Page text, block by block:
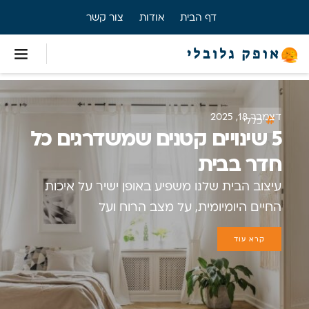
דף הבית אודות צור קשר
כללי
דצמבר 18, 2025
5 שינויים קטנים שמשדרגים כל
חדר בבית
עיצוב הבית שלנו משפיע באופן ישיר על איכות
החיים היומיומית, על מצב הרוח ועל
קרא עוד